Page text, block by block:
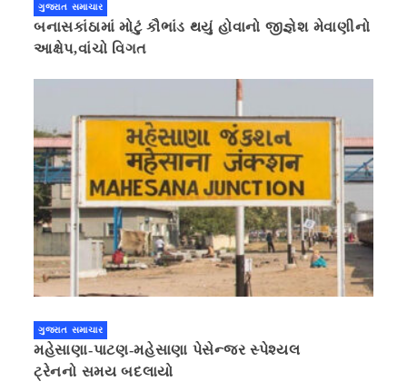
ગુજરાત સમાચાર
બનાસકાંઠામાં મોટું કૌભાંડ થયું હોવાનો જીજ્ઞેશ મેવાણીનો
આક્ષેપ,વાંચો વિગત
ગુજરાત સમાચાર
મહેસાણા-પાટણ-મહેસાણા પેસેન્જર સ્પેશ્યલ
ટ્રેનનો સમય બદલાયો